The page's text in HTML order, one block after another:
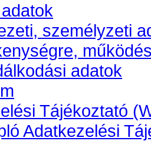
személyzeti
adatok
Tájékoztató
Adatkezelési